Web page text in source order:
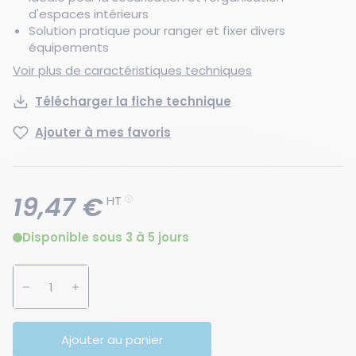
d'espaces intérieurs
Solution pratique pour ranger et fixer divers
équipements
Voir plus de caractéristiques techniques
Télécharger la fiche technique
Ajouter à mes favoris
19,47 €HT
Disponible sous 3 à 5 jours
Augmenter la quantité
Ajouter au panier